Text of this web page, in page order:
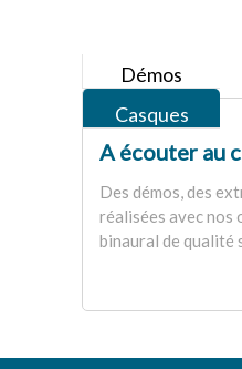
Démos
Casques
A écouter au
Des démos, des
réalisées avec nos
binaural de qualité